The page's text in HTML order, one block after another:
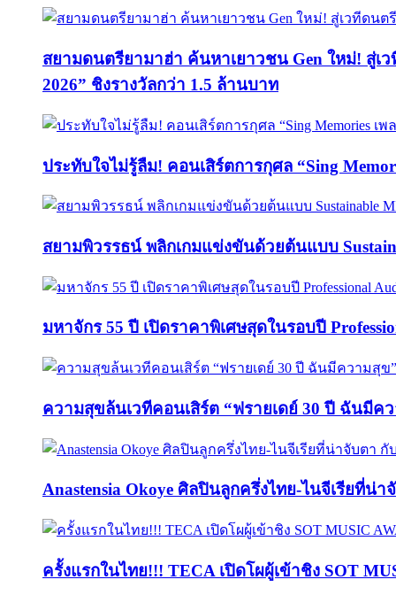
สยามดนตรียามาฮ่า ค้นหาเยาวชน Gen ใหม่! สู่เว
2026” ชิงรางวัลกว่า 1.5 ล้านบาท
ประทับใจไม่รู้ลืม! คอนเสิร์ตการกุศล “Sing
สยามพิวรรธน์ พลิกเกมแข่งขันด้วยต้นแบบ
มหาจักร 55 ปี เปิดราคาพิเศษสุดในรอบปี
ความสุขล้นเวทีคอนเสิร์ต “ฟรายเดย์ 30 ปี ฉันมีค
Anastensia Okoye ศิลปินลูกครึ่งไทย-ไนจีเรียที่น่
ครั้งแรกในไทย!!! TECA เปิดโผผู้เข้าชิง SOT